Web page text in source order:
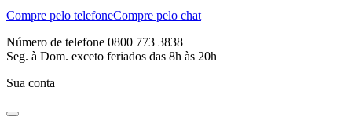
Compre pelo telefoneCompre pelo chat
Número de telefone 0800 773 3838
Seg. à Dom. exceto feriados das 8h às 20h
Sua conta